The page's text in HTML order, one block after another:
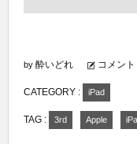
by 酔いどれ コメント
CATEGORY : iPad
TAG : 3rd Apple